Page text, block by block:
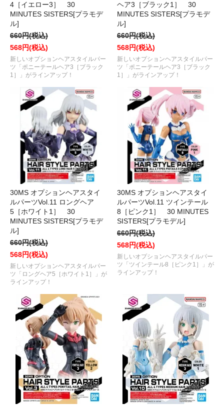
4［イエロー3］ 30
MINUTES SISTERS[プラモデ
ル]
660円(税込)
568円(税込)
新しいオプションヘアスタイルパー
ツ「ポニーテールヘア3［ブラック
1］」がラインアップ！
ヘア3［ブラック1］ 30
MINUTES SISTERS[プラモデ
ル]
660円(税込)
568円(税込)
新しいオプションヘアスタイルパー
ツ「ポニーテールヘア3［ブラック
1］」がラインアップ！
30MS オプションヘアスタイ
ルパーツVol.11 ロングヘア
5［ホワイト1］ 30
MINUTES SISTERS[プラモデ
ル]
660円(税込)
568円(税込)
新しいオプションヘアスタイルパー
ツ「ロングヘア5［ホワイト1］」が
ラインアップ！
30MS オプションヘアスタイ
ルパーツVol.11 ツインテール
8［ピンク1］ 30 MINUTES
SISTERS[プラモデル]
660円(税込)
568円(税込)
新しいオプションヘアスタイルパー
ツ「ツインテール8［ピンク1］」が
ラインアップ！